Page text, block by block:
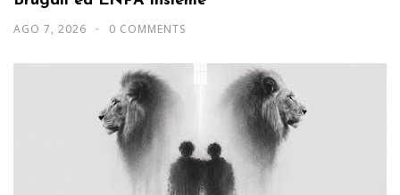
AGO 7, 2026 0 COMMENTS